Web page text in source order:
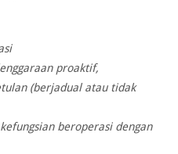
proaktif,
(berjadual atau tidak
beroperasi dengan